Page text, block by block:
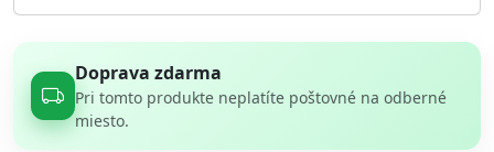
Doprava zdarma
Pri tomto produkte neplatíte poštovné na odberné
miesto.